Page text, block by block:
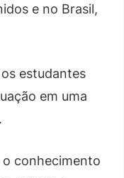
e no Brasil,
estudantes
em uma
o conhecimento